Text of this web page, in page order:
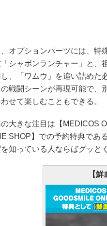
オプションパーツには、特
シャボンランチャー」と、
し、「ワムウ」を追い詰めた
戦闘シーンが再現可能で、
せて楽しむこともできる。
大きな注目は【MEDICOS
SHOP】での予約特典であ
知っている人ならばグッと
【